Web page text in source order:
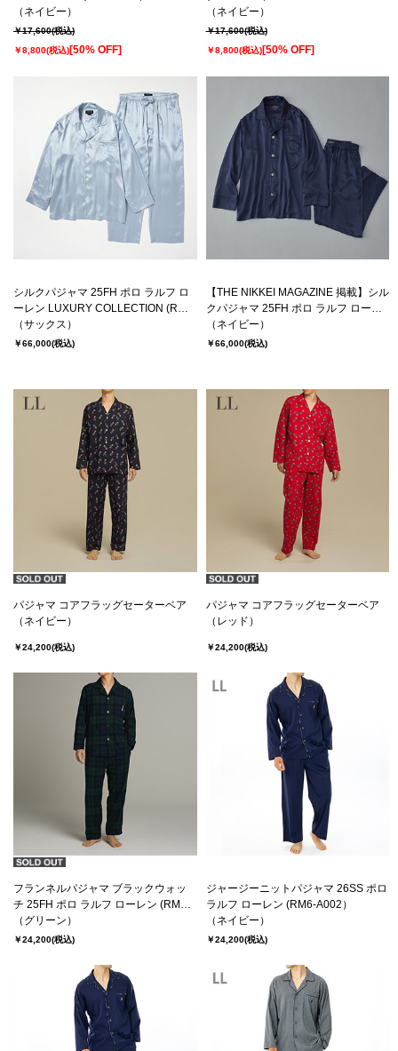
（ネイビー）
￥17,600(税込)
￥8,800(税込)[50% OFF]
（ネイビー）
￥17,600(税込)
￥8,800(税込)[50% OFF]
シルクパジャマ 25FH ポロ ラルフ ロ
ーレン LUXURY COLLECTION (RM6-
C601）
（サックス）
￥66,000(税込)
【THE NIKKEI MAGAZINE 掲載】シル
クパジャマ 25FH ポロ ラルフ ローレ
ン LUXURY COLLECTION (RM6-
C601）
（ネイビー）
￥66,000(税込)
パジャマ コアフラッグセーターベア
（ネイビー）
￥24,200(税込)
パジャマ コアフラッグセーターベア
（レッド）
￥24,200(税込)
フランネルパジャマ ブラックウォッ
チ 25FH ポロ ラルフ ローレン (RM6-
C102）
（グリーン）
￥24,200(税込)
ジャージーニットパジャマ 26SS ポロ
ラルフ ローレン (RM6-A002）
（ネイビー）
￥24,200(税込)